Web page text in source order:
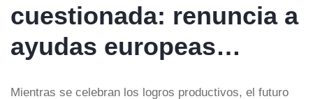
cuestionada: renuncia a
ayudas europeas…
Mientras se celebran los logros productivos, el futuro